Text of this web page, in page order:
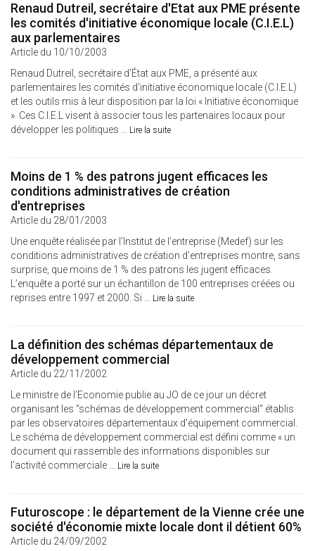
Renaud Dutreil, secrétaire d'Etat aux PME présente
les comités d'initiative économique locale (C.I.E.L)
aux parlementaires
Article du 10/10/2003
Renaud Dutreil, secrétaire d’État aux PME, a présenté aux
parlementaires les comités d’initiative économique locale (C.I.E.L)
et les outils mis à leur disposition par la loi « Initiative économique
». Ces C.I.E.L visent à associer tous les partenaires locaux pour
développer les politiques ... Lire la suite
Moins de 1 % des patrons jugent efficaces les
conditions administratives de création
d'entreprises
Article du 28/01/2003
Une enquête réalisée par l’Institut de l’entreprise (Medef) sur les
conditions administratives de création d’entreprises montre, sans
surprise, que moins de 1 % des patrons les jugent efficaces.
L’enquête a porté sur un échantillon de 100 entreprises créées ou
reprises entre 1997 et 2000. Si ... Lire la suite
La définition des schémas départementaux de
développement commercial
Article du 22/11/2002
Le ministre de l’Economie publie au JO de ce jour un décret
organisant les "schémas de développement commercial" établis
par les observatoires départementaux d'équipement commercial.
Le schéma de développement commercial est défini comme « un
document qui rassemble des informations disponibles sur
l'activité commerciale ... Lire la suite
Futuroscope : le département de la Vienne crée une
société d'économie mixte locale dont il détient 60%
Article du 24/09/2002